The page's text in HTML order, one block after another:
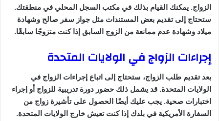
الزواج. يمكنك القيام بذلك في مكتب السجل المحلي في منطقتك.
ستحتاج إلى تقديم بعض المستندات مثل جواز سفر صالح وشهادة
ميلاد وشهادة عدم ممانعة من الزوج السابق إذا كنت متزوجًا سابقًا.
إجراءات الزواج في الولايات المتحدة
بعد تقديم طلب الزواج، ستحتاج إلى اتباع إجراءات الزواج في
الولايات المتحدة. قد يشمل ذلك حضور دورة تدريبية للزواج أو إجراء
اختبارات صحية. يجب عليك أيضًا الحصول على تأشيرة زواج من
السفارة الأمريكية في بلدك إذا كنت تعيش خارج الولايات المتحدة.